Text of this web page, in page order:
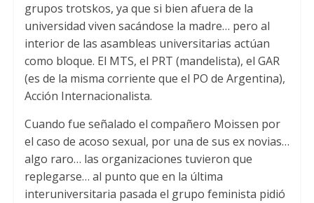
grupos trotskos, ya que si bien afuera de la
universidad viven sacándose la madre… pero al
interior de las asambleas universitarias actúan
como bloque. El MTS, el PRT (mandelista), el GAR
(es de la misma corriente que el PO de Argentina),
Acción Internacionalista.
Cuando fue señalado el compañero Moissen por
el caso de acoso sexual, por una de sus ex novias…
algo raro… las organizaciones tuvieron que
replegarse… al punto que en la última
interuniversitaria pasada el grupo feminista pidió